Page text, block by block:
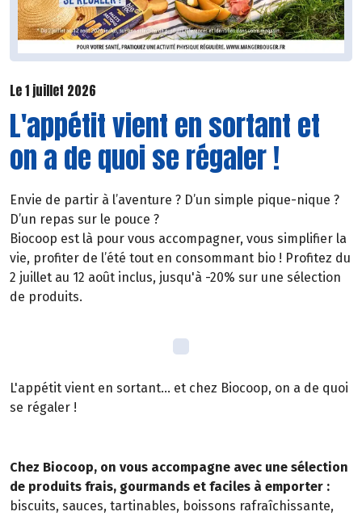
Le 1 juillet 2026
L'appétit vient en sortant et
on a de quoi se régaler !
Envie de partir à l’aventure ? D’un simple pique-nique ?
D’un repas sur le pouce ?
Biocoop est là pour vous accompagner, vous simplifier la
vie, profiter de l’été tout en consommant bio ! Profitez du
2 juillet au 12 août inclus, jusqu'à -20% sur une sélection
de produits.
L'appétit vient en sortant... et chez Biocoop, on a de quoi
se régaler !
Chez Biocoop, on vous accompagne avec une sélection
de produits frais, gourmands et faciles à emporter :
biscuits, sauces, tartinables, boissons rafraîchissante,